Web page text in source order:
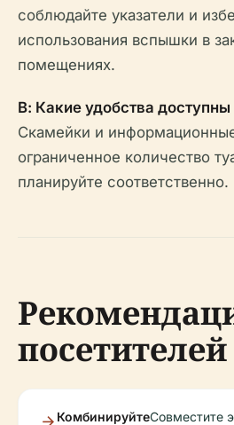
соблюдайте указатели и
использования вспышки в
помещениях.
В: Какие удобства доступны
Скамейки и
ограниченное количество
планируйте соответственно.
посетителей
КомбинируйтеСовместите